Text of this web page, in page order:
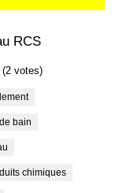
RCS
(2 votes)
bain
chimiques